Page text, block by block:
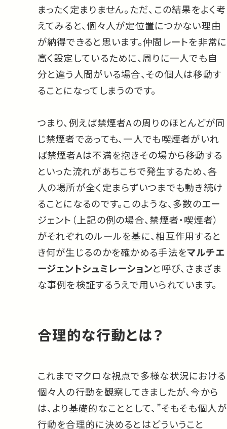
まったく定まりません。ただ、この結果をよく考
えてみると、個々人が定位置につかない理由
が納得できると思います。仲間レートを非常に
高く設定しているために、周りに一人でも自
分と違う人間がいる場合、その個人は移動す
ることになってしまうのです。
つまり、例えば禁煙者Aの周りのほとんどが同
じ禁煙者であっても、一人でも喫煙者がいれ
ば禁煙者Aは不満を抱きその場から移動する
といった流れがあちこちで発生するため、各
人の場所が全く定まらずいつまでも動き続け
ることになるのです。このような、多数のエー
ジェント（上記の例の場合、禁煙者・喫煙者）
がそれぞれのルールを基に、相互作用すると
き何が生じるのかを確かめる手法をマルチエ
ージェントシュミレーションと呼び、さまざま
な事例を検証するうえで用いられています。
合理的な行動とは？
これまでマクロな視点で多様な状況における
個々人の行動を観察してきましたが、今から
は、より基礎的なこととして、”そもそも個人が
行動を合理的に決めるとはどういうこと